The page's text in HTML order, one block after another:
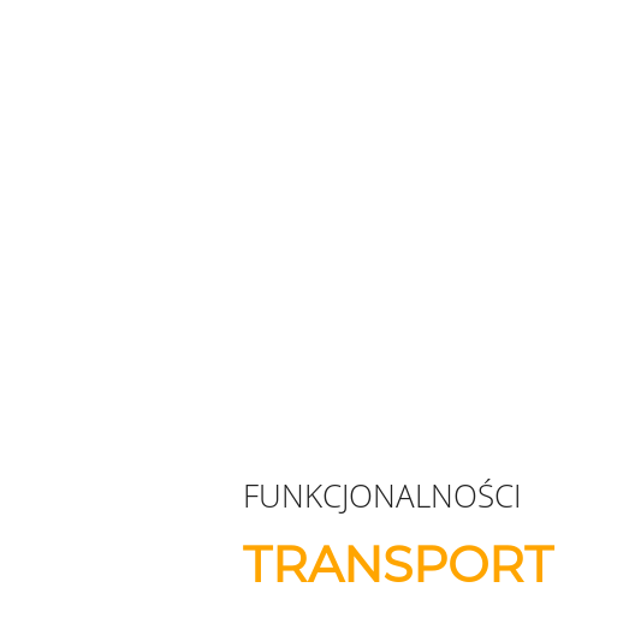
FUNKCJONALNOŚCI
TRANSPORT